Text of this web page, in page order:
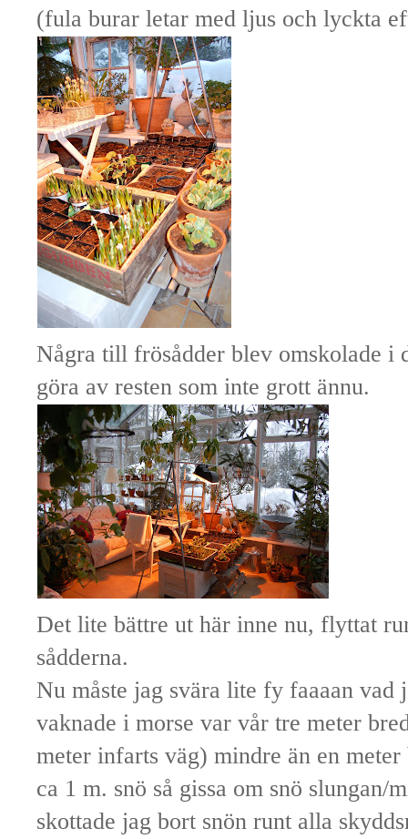
(fula burar letar med ljus och lyckta
Några till frösådder blev omskolade i
göra av resten som inte grott ännu.
Det lite bättre ut här inne nu, flyttat
sådderna.
Nu måste jag svära lite fy faaaan vad
vaknade i morse var vår tre meter
meter infarts väg) mindre än en
ca 1 m. snö så gissa om snö
skottade jag bort snön runt alla